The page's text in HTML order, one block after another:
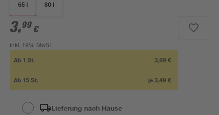
65 l 80 l
3,99 €
inkl. 19% MwSt.
Ab 1 St. 3,99 €
Ab 15 St. je3,49 €
Lieferung nach Hause